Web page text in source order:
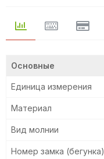
Основные
Единица измерения
Материал
Вид молнии
Номер замка (бегунка)